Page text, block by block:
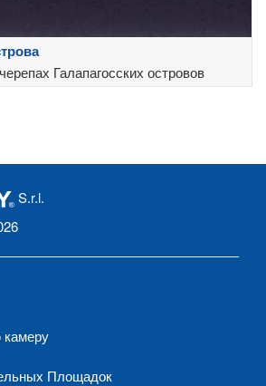
Галапагосских островов
S.r.l.
Площадок